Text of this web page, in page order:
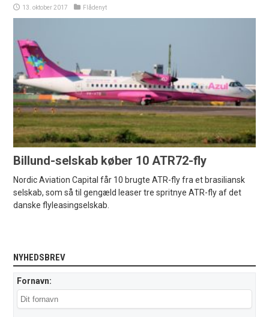
13. oktober 2017 Flådenyt
Billund-selskab køber 10 ATR72-fly
Nordic Aviation Capital får 10 brugte ATR-fly fra et brasiliansk
selskab, som så til gengæld leaser tre spritnye ATR-fly af det
danske flyleasingselskab.
NYHEDSBREV
Fornavn: